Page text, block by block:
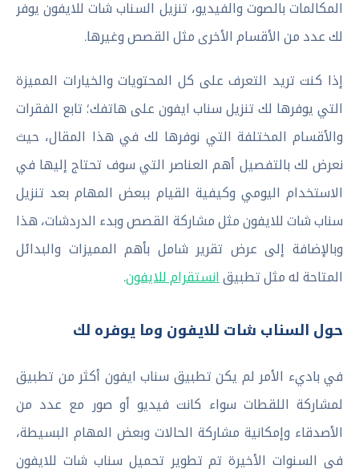
المكالمات بالصوت والفيديو، تنزيل السناب شات للايفون يوفر
لك عدد من الأقسام الأخرى مثل القصص وغيرها.
إذا كنت تريد التعرف على كل المحتويات والخيارات المميزة
التي يوفرها لك تنزيل سناب ايفون على هاتفك؛ تابع الفقرات
والأقسام المختلفة التي نوفرها لك في هذا المقال، حيث
نعرض لك بالتفصيل أهم العناصر التي سوف تحتاج إليها في
الاستخدام اليومي وكيفية القيام ببعض المهام بعد تنزيل
سناب شات للايفون مثل مشاركة القصص وبدء الدردشات، هذا
وبالإضافة إلى عرض تقرير شامل بأهم المميزات والبدائل
المتاحة له مثل تطبيق انستقرام للايفون.
حول السناب شات للايفون وما يوفره لك
في باديء الأمر لم يكن تطبيق سناب ايفون أكثر من تطبيق
لمشاركة اللقطات سواء كانت فيديو أو صور مع عدد من
الأصدقاء وإمكانية مشاركة الحالات وبعض المهام البسيطة،
في السنوات الأخيرة تم تطوير تحميل سناب شات للايفون